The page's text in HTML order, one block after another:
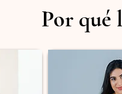
Por qué